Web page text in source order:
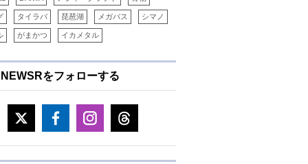
タイラバ 琵琶湖 メガバス シマノ
がまかつ イカメタル
をフォローする